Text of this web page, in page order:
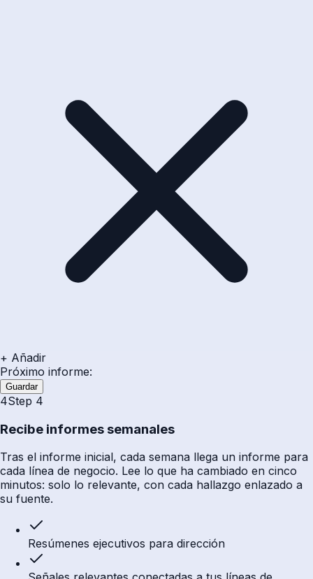
+ Añadir
Próximo informe:
Guardar
4Step 4
Recibe informes semanales
Tras el informe inicial, cada semana llega un informe para
cada línea de negocio. Lee lo que ha cambiado en cinco
minutos: solo lo relevante, con cada hallazgo enlazado a
su fuente.
Resúmenes ejecutivos para dirección